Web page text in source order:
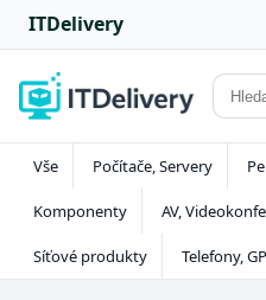
ITDelivery
Vše Počítače, Servery
Komponenty AV,
Síťové produkty Telefony,